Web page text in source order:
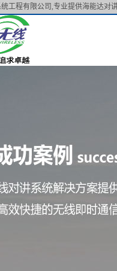
工程有限公司,专业提供海能达对